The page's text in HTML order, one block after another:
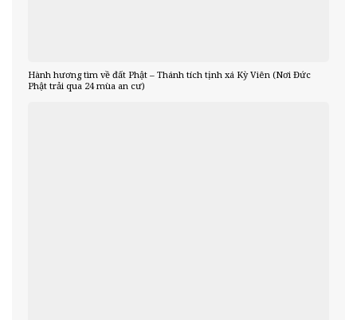
Hành hương tìm về đất Phật – Thánh tích tịnh xá Kỳ Viên (Nơi Đức
Phật trải qua 24 mùa an cư)